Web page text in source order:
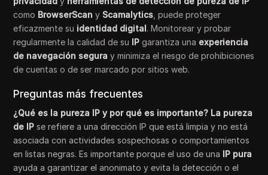
como BrowserScan y Scamalytics , puede proteger
eficazmente su identidad digital. Monitorear y probar
regularmente la calidad de su IP garantiza una experiencia
de navegación segura y minimiza el riesgo de prohibiciones
de cuentas o de ser marcado por sitios web.
Preguntas más frecuentes
¿Qué es la pureza IP y por qué es importante? La pureza
de IP se refiere a una dirección IP que está limpia y no está
asociada con actividades sospechosas o comportamientos
en listas negras. Es importante porque el uso de una IP pura
ayuda a garantizar el anonimato y evita la detección o el